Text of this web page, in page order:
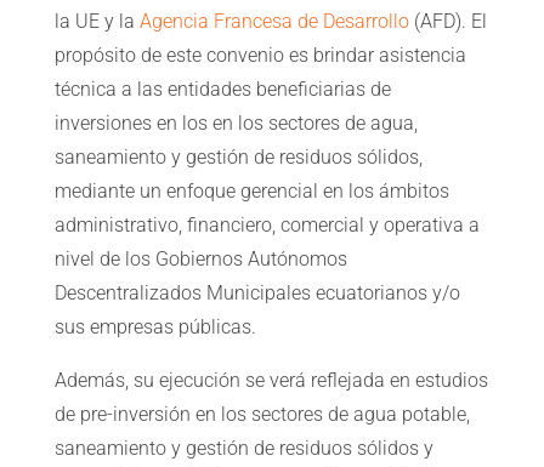
la UE y la Agencia Francesa de Desarrollo(AFD). El
propósito de este convenio es brindar asistencia
técnica a las entidades beneficiarias de
inversiones en los en los sectores de agua,
saneamiento y gestión de residuos sólidos,
mediante un enfoque gerencial en los ámbitos
administrativo, financiero, comercial y operativa a
nivel de los Gobiernos Autónomos
Descentralizados Municipales ecuatorianos y/o
sus empresas públicas.
Además, su ejecución se verá reflejada en estudios
de pre-inversión en los sectores de agua potable,
saneamiento y gestión de residuos sólidos y